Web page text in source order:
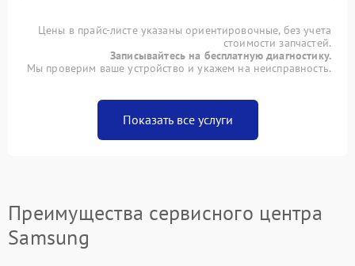
Цены в прайс-листе указаны ориентировочные, без учета
стоимости запчастей.
Записывайтесь на бесплатную диагностику.
Мы проверим ваше устройство и укажем на неисправность.
Показать все услуги
Преимущества сервисного центра
Samsung